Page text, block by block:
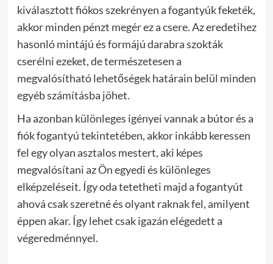
kiválasztott fiókos szekrényen a fogantyúk feketék,
akkor minden pénzt megér ez a csere.Az eredetihez
hasonló mintájú és formájú darabra szokták
cserélni ezeket, de természetesen a
megvalósítható lehetőségek határain belül minden
egyéb számításba jöhet.
Ha azonban különleges igényei vannak a bútor és a
fiók fogantyú tekintetében, akkor inkább keressen
fel egy olyan asztalos mestert, aki képes
megvalósítani az Ön egyedi és különleges
elképzeléseit. Így oda tetetheti majd a fogantyút
ahová csak szeretné és olyant raknak fel, amilyent
éppen akar. Így lehet csak igazán elégedett a
végeredménnyel.